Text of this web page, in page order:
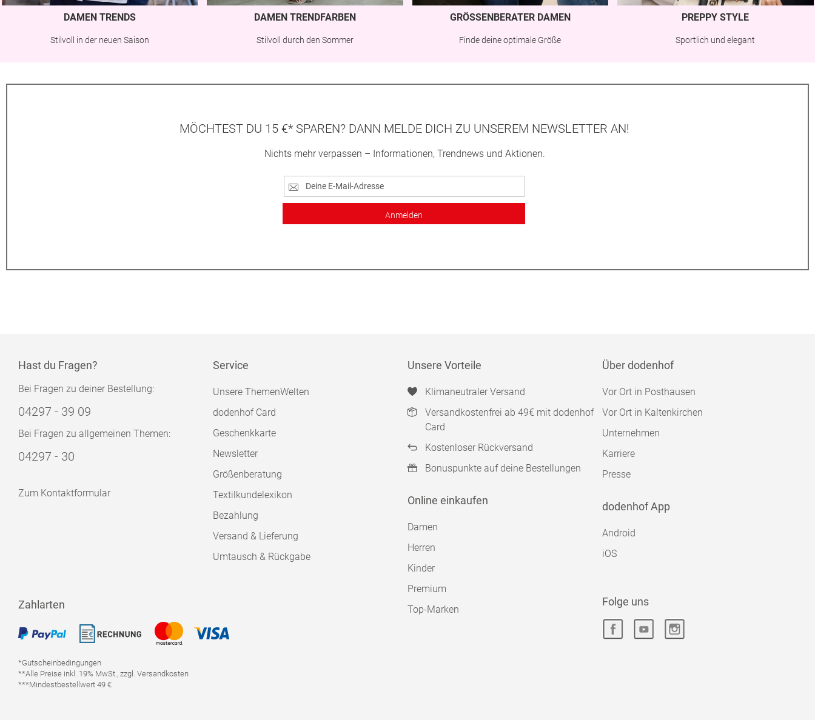
DAMEN TRENDS
Stilvoll in der neuen Saison
DAMEN TRENDFARBEN
Stilvoll durch den Sommer
GRÖSSENBERATER DAMEN
Finde deine optimale Größe
PREPPY STYLE
Sportlich und elegant
MÖCHTEST DU 15 €* SPAREN? DANN MELDE DICH ZU UNSEREM NEWSLETTER AN!
Nichts mehr verpassen – Informationen, Trendnews und Aktionen.
Anmelden
Hast du Fragen?
Bei Fragen zu deiner Bestellung:
04297 - 39 09
Bei Fragen zu allgemeinen Themen:
04297 - 30
Zum Kontaktformular
Service
Unsere ThemenWelten
dodenhof Card
Geschenkkarte
Newsletter
Größenberatung
Textilkundelexikon
Bezahlung
Versand & Lieferung
Umtausch & Rückgabe
Unsere Vorteile
Klimaneutraler Versand
Versandkostenfrei ab 49€ mit dodenhof
Card
Kostenloser Rückversand
Bonuspunkte auf deine Bestellungen
Online einkaufen
Damen
Herren
Kinder
Premium
Top-Marken
Über dodenhof
Vor Ort in Posthausen
Vor Ort in Kaltenkirchen
Unternehmen
Karriere
Presse
dodenhof App
Android
iOS
Zahlarten
*Gutscheinbedingungen
**Alle Preise inkl. 19% MwSt., zzgl. Versandkosten
***Mindestbestellwert 49 €
Folge uns